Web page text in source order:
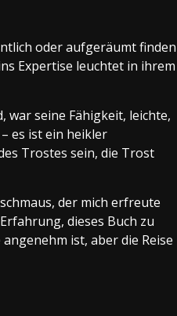
oder aufgeräumt finden
Expertise leuchtet in ihrem
war seine Fähigkeit, leichte,
es ist ein heikler
Trostes sein, die Trost
der mich erfreute
dieses Buch zu
ist, aber die Reise